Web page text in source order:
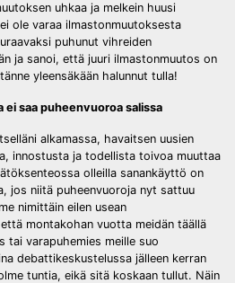
uhkaa ja melkein huusi
ole varaa ilmastonmuutoksesta
puhunut vihreiden
ja sanoi, että juuri ilmastonmuutos on
yleensäkään halunnut tulla!
ei saa puheenvuoroa salissa
alkamassa, havaitsen uusien
innostusta ja todellista toivoa muuttaa
olleilla sanankäyttö on
jos niitä puheenvuoroja nyt sattuu
nimittäin eilen usean
montakohan vuotta meidän täällä
tai varapuhemies meille suo
debattikeskustelussa jälleen kerran
tuntia, eikä sitä koskaan tullut. Näin